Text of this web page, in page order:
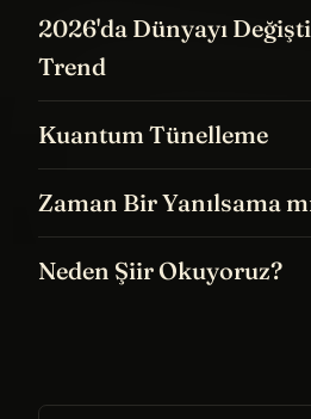
2026'da Dünyayı
Trend
Kuantum Tünelleme
Zaman Bir Yanılsama